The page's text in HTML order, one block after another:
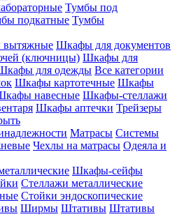
Тумбы под
подкатные Тумбы
Шкафы для документов
(ключницы) Шкафы для
для одежды Все категории
Шкафы картотечные Шкафы
навесные Шкафы-стеллажи
Шкафы аптечки Трейзеры
Матрасы Системы
Чехлы на матрасы Одеяла и
Шкафы-сейфы
Стеллажи металлические
Стойки эндоскопические
Ширмы Штативы Штативы